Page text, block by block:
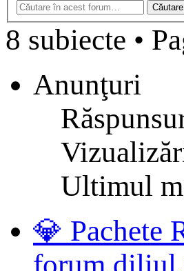
Căutare
8 subiecte •
Anunţuri
Ultimul
💎 Pachete